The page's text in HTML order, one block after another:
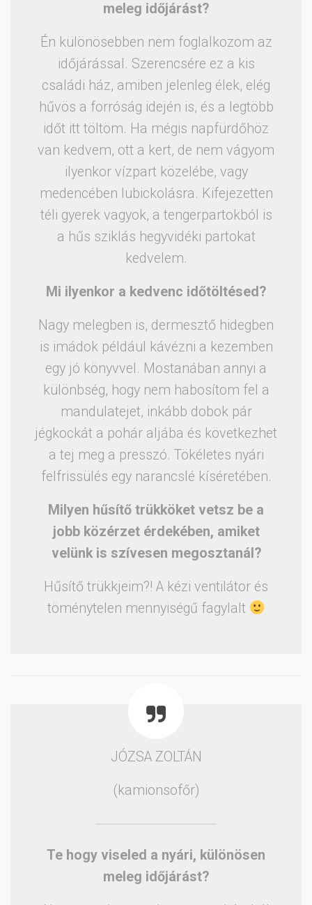
meleg időjárást?
Én különösebben nem foglalkozom az
időjárással. Szerencsére ez a kis
családi ház, amiben jelenleg élek, elég
hűvös a forróság idején is, és a legtöbb
időt itt töltöm. Ha mégis napfürdőhöz
van kedvem, ott a kert, de nem vágyom
ilyenkor vízpart közelébe, vagy
medencében lubickolásra. Kifejezetten
téli gyerek vagyok, a tengerpartokból is
a hűs sziklás hegyvidéki partokat
kedvelem.
Mi ilyenkor a kedvenc időtöltésed?
Nagy melegben is, dermesztő hidegben
is imádok például kávézni a kezemben
egy jó könyvvel. Mostanában annyi a
különbség, hogy nem habosítom fel a
mandulatejet, inkább dobok pár
jégkockát a pohár aljába és következhet
a tej meg a presszó. Tökéletes nyári
felfrissülés egy narancslé kíséretében.
Milyen hűsítő trükköket vetsz be a
jobb közérzet érdekében, amiket
velünk is szívesen megosztanál?
Hűsítő trükkjeim?! A kézi ventilátor és
töménytelen mennyiségű fagylalt
JÓZSA ZOLTÁN
(kamionsofőr)
Te hogy viseled a nyári, különösen
meleg időjárást?